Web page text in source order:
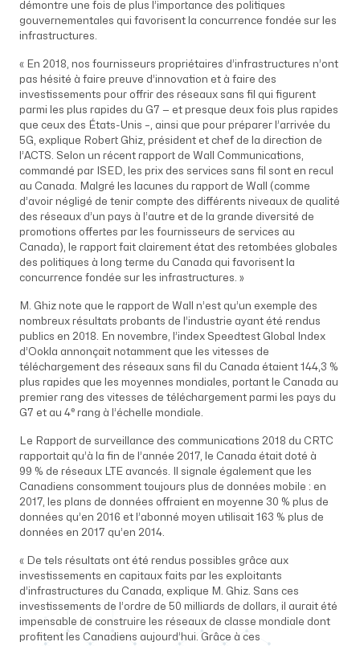
démontre une fois de plus l’importance des politiques
gouvernementales qui favorisent la concurrence fondée sur les
infrastructures.
« En 2018, nos fournisseurs propriétaires d’infrastructures n’ont
pas hésité à faire preuve d’innovation et à faire des
investissements pour offrir des réseaux sans fil qui figurent
parmi les plus rapides du G7 — et presque deux fois plus rapides
que ceux des États-Unis –, ainsi que pour préparer l’arrivée du
5G, explique Robert Ghiz, président et chef de la direction de
l’ACTS. Selon un récent rapport de Wall Communications,
commandé par ISED, les prix des services sans fil sont en recul
au Canada. Malgré les lacunes du rapport de Wall (comme
d’avoir négligé de tenir compte des différents niveaux de qualité
des réseaux d’un pays à l’autre et de la grande diversité de
promotions offertes par les fournisseurs de services au
Canada), le rapport fait clairement état des retombées globales
des politiques à long terme du Canada qui favorisent la
concurrence fondée sur les infrastructures. »
M. Ghiz note que le rapport de Wall n’est qu’un exemple des
nombreux résultats probants de l’industrie ayant été rendus
publics en 2018. En novembre, l’index Speedtest Global Index
d’Ookla annonçait notamment que les vitesses de
téléchargement des réseaux sans fil du Canada étaient 144,3 %
plus rapides que les moyennes mondiales, portant le Canada au
premier rang des vitesses de téléchargement parmi les pays du
G7 et au 4e rang à l’échelle mondiale.
Le Rapport de surveillance des communications 2018 du CRTC
rapportait qu’à la fin de l’année 2017, le Canada était doté à
99 % de réseaux LTE avancés. Il signale également que les
Canadiens consomment toujours plus de données mobile : en
2017, les plans de données offraient en moyenne 30 % plus de
données qu’en 2016 et l’abonné moyen utilisait 163 % plus de
données en 2017 qu’en 2014.
« De tels résultats ont été rendus possibles grâce aux
investissements en capitaux faits par les exploitants
d’infrastructures du Canada, explique M. Ghiz. Sans ces
investissements de l’ordre de 50 milliards de dollars, il aurait été
impensable de construire les réseaux de classe mondiale dont
profitent les Canadiens aujourd’hui. Grâce à ces